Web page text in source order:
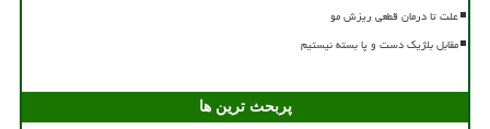
علت تا درمان قطعی ریزش مو
مقابل بلژیک دست و پا بسته نیستیم
پربحث ترین ها